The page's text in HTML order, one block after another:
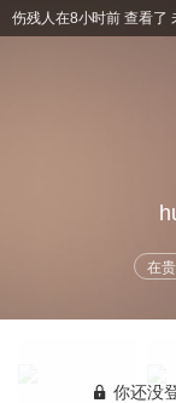
在
你还没
伤残人在8小时前 查看了